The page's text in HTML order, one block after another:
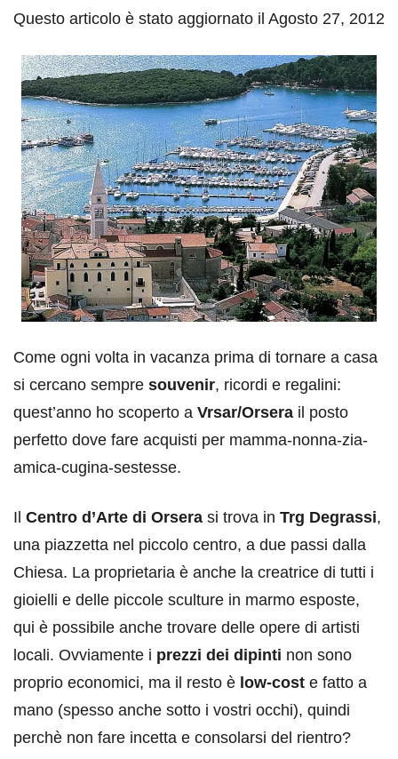
Questo articolo è stato aggiornato il Agosto 27, 2012
Come ogni volta in vacanza prima di tornare a casa
si cercano sempre souvenir, ricordi e regalini:
quest’anno ho scoperto a Vrsar/Orsera il posto
perfetto dove fare acquisti per mamma-nonna-zia-
amica-cugina-sestesse.
Il Centro d’Arte di Orsera si trova in Trg Degrassi,
una piazzetta nel piccolo centro, a due passi dalla
Chiesa. La proprietaria è anche la creatrice di tutti i
gioielli e delle piccole sculture in marmo esposte,
qui è possibile anche trovare delle opere di artisti
locali. Ovviamente i prezzi dei dipinti non sono
proprio economici, ma il resto è low-cost e fatto a
mano (spesso anche sotto i vostri occhi), quindi
perchè non fare incetta e consolarsi del rientro?